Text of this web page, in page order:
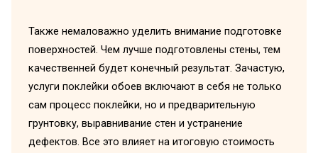
Также немаловажно уделить внимание подготовке
поверхностей. Чем лучше подготовлены стены, тем
качественней будет конечный результат. Зачастую,
услуги поклейки обоев включают в себя не только
сам процесс поклейки, но и предварительную
грунтовку, выравнивание стен и устранение
дефектов. Все это влияет на итоговую стоимость